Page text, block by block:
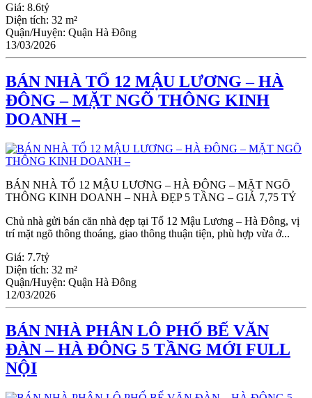
Giá: 8.6tỷ
Diện tích: 32 m²
Quận/Huyện: Quận Hà Đông
13/03/2026
BÁN NHÀ TỔ 12 MẬU LƯƠNG – HÀ
ĐÔNG – MẶT NGÕ THÔNG KINH
DOANH –
BÁN NHÀ TỔ 12 MẬU LƯƠNG – HÀ ĐÔNG – MẶT NGÕ
THÔNG KINH DOANH – NHÀ ĐẸP 5 TẦNG – GIÁ 7,75 TỶ
Chủ nhà gửi bán căn nhà đẹp tại Tổ 12 Mậu Lương – Hà Đông, vị
trí mặt ngõ thông thoáng, giao thông thuận tiện, phù hợp vừa ở...
Giá: 7.7tỷ
Diện tích: 32 m²
Quận/Huyện: Quận Hà Đông
12/03/2026
BÁN NHÀ PHÂN LÔ PHỐ BẾ VĂN
ĐÀN – HÀ ĐÔNG 5 TẦNG MỚI FULL
NỘI